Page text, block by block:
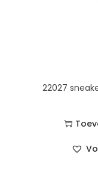
22027